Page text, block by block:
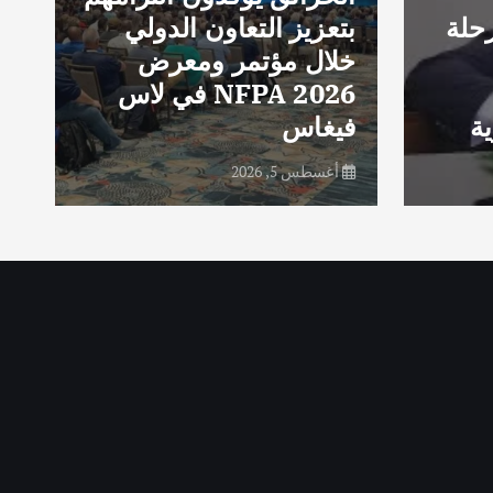
بتعزيز التعاون الدولي
خلال مؤتمر ومعرض
NFPA 2026 في لاس
فيغاس
أغسطس 5, 2026